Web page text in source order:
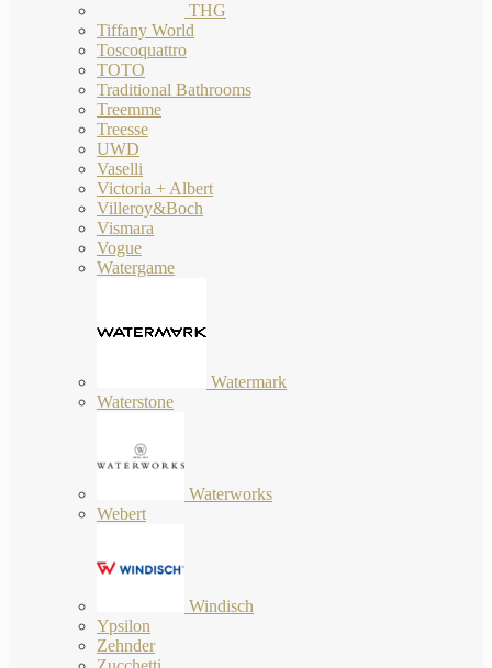
THG
Tiffany World
Toscoquattro
TOTO
Traditional Bathrooms
Treemme
Treesse
UWD
Vaselli
Victoria + Albert
Villeroy&Boch
Vismara
Vogue
Watergame
Watermark
Waterstone
Waterworks
Webert
Windisch
Ypsilon
Zehnder